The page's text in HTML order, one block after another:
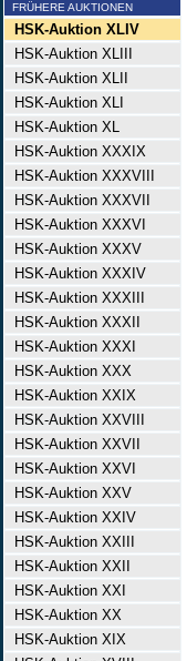
FRÜHERE AUKTIONEN
HSK-Auktion XLIV
HSK-Auktion XLIII
HSK-Auktion XLII
HSK-Auktion XLI
HSK-Auktion XL
HSK-Auktion XXXIX
HSK-Auktion XXXVIII
HSK-Auktion XXXVII
HSK-Auktion XXXVI
HSK-Auktion XXXV
HSK-Auktion XXXIV
HSK-Auktion XXXIII
HSK-Auktion XXXII
HSK-Auktion XXXI
HSK-Auktion XXX
HSK-Auktion XXIX
HSK-Auktion XXVIII
HSK-Auktion XXVII
HSK-Auktion XXVI
HSK-Auktion XXV
HSK-Auktion XXIV
HSK-Auktion XXIII
HSK-Auktion XXII
HSK-Auktion XXI
HSK-Auktion XX
HSK-Auktion XIX